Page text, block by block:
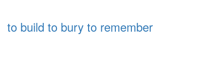
to build to bury to remember